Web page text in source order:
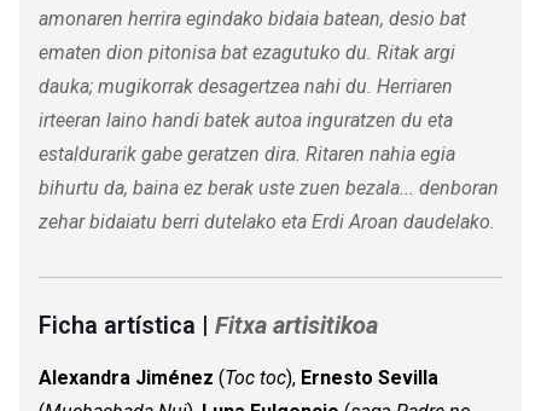
amonaren herrira egindako bidaia batean, desio bat
ematen dion pitonisa bat ezagutuko du. Ritak argi
dauka; mugikorrak desagertzea nahi du. Herriaren
irteeran laino handi batek autoa inguratzen du eta
estaldurarik gabe geratzen dira. Ritaren nahia egia
bihurtu da, baina ez berak uste zuen bezala... denboran
zehar bidaiatu berri dutelako eta Erdi Aroan daudelako.
Ficha artística | Fitxa artisitikoa
Alexandra Jiménez (Toc toc), Ernesto Sevilla